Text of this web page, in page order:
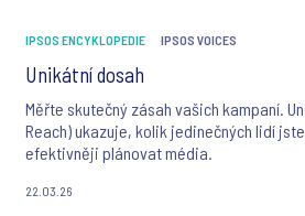
IPSOS ENCYKLOPEDIE IPSOS VOICES
Unikátní dosah
Měřte skutečný zásah vašich kampaní.
Reach) ukazuje, kolik jedinečných lidí
efektivněji plánovat média.
22.03.26